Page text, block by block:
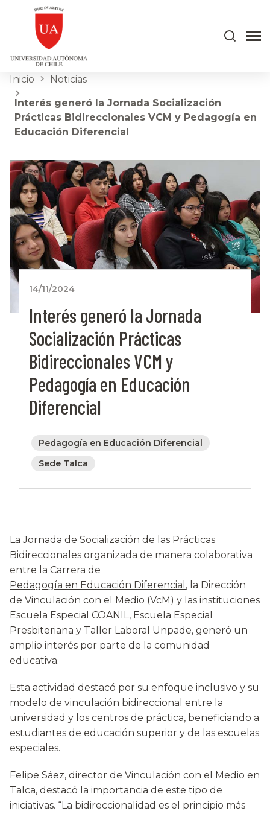
Inicio Noticias
Interés generó la Jornada Socialización
Prácticas Bidireccionales VCM y Pedagogía en
Educación Diferencial
14/11/2024
Interés generó la Jornada
Socialización Prácticas
Bidireccionales VCM y
Pedagogía en Educación
Diferencial
Pedagogía en Educación Diferencial
Sede Talca
La Jornada de Socialización de las Prácticas
Bidireccionales organizada de manera colaborativa
entre la Carrera de
Pedagogía en Educación Diferencial , la Dirección
de Vinculación con el Medio (VcM) y las instituciones
Escuela Especial COANIL, Escuela Especial
Presbiteriana y Taller Laboral Unpade, generó un
amplio interés por parte de la comunidad
educativa.
Esta actividad destacó por su enfoque inclusivo y su
modelo de vinculación bidireccional entre la
universidad y los centros de práctica, beneficiando a
estudiantes de educación superior y de las escuelas
especiales.
Felipe Sáez, director de Vinculación con el Medio en
Talca, destacó la importancia de este tipo de
iniciativas. “La bidireccionalidad es el principio más